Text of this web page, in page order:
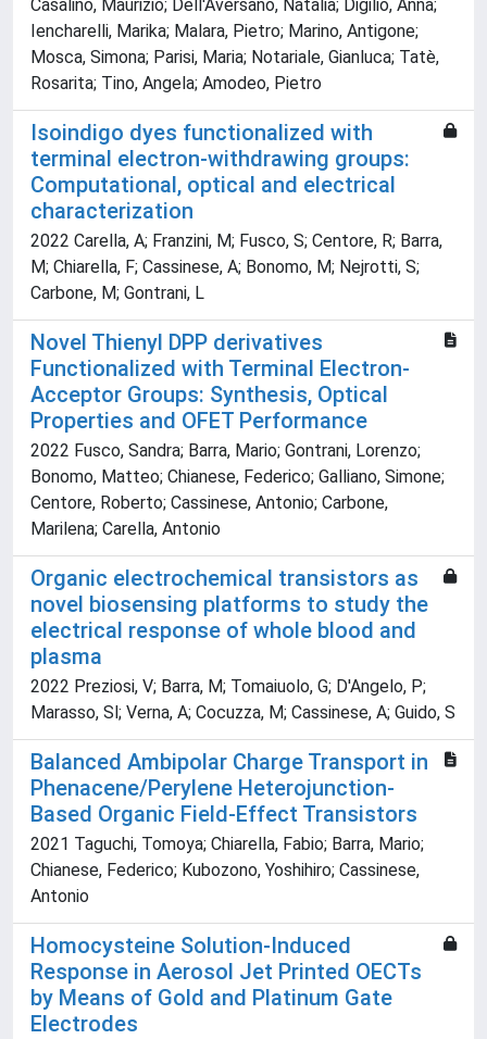
Casalino, Maurizio; Dell'Aversano, Natalia; Digilio, Anna;
Iencharelli, Marika; Malara, Pietro; Marino, Antigone;
Mosca, Simona; Parisi, Maria; Notariale, Gianluca; Tatè,
Rosarita; Tino, Angela; Amodeo, Pietro
Isoindigo dyes functionalized with
terminal electron-withdrawing groups:
Computational, optical and electrical
characterization
2022 Carella, A; Franzini, M; Fusco, S; Centore, R; Barra,
M; Chiarella, F; Cassinese, A; Bonomo, M; Nejrotti, S;
Carbone, M; Gontrani, L
Novel Thienyl DPP derivatives
Functionalized with Terminal Electron-
Acceptor Groups: Synthesis, Optical
Properties and OFET Performance
2022 Fusco, Sandra; Barra, Mario; Gontrani, Lorenzo;
Bonomo, Matteo; Chianese, Federico; Galliano, Simone;
Centore, Roberto; Cassinese, Antonio; Carbone,
Marilena; Carella, Antonio
Organic electrochemical transistors as
novel biosensing platforms to study the
electrical response of whole blood and
plasma
2022 Preziosi, V; Barra, M; Tomaiuolo, G; D'Angelo, P;
Marasso, Sl; Verna, A; Cocuzza, M; Cassinese, A; Guido, S
Balanced Ambipolar Charge Transport in
Phenacene/Perylene Heterojunction-
Based Organic Field-Effect Transistors
2021 Taguchi, Tomoya; Chiarella, Fabio; Barra, Mario;
Chianese, Federico; Kubozono, Yoshihiro; Cassinese,
Antonio
Homocysteine Solution-Induced
Response in Aerosol Jet Printed OECTs
by Means of Gold and Platinum Gate
Electrodes